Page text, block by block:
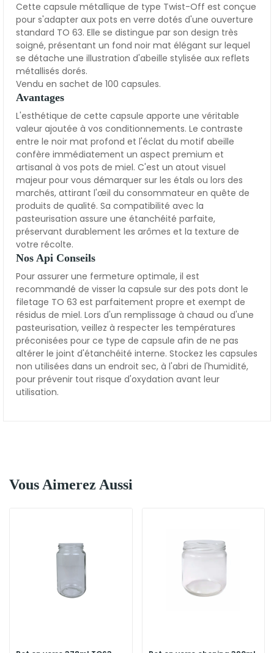
Cette capsule métallique de type Twist-Off est conçue
pour s'adapter aux pots en verre dotés d'une ouverture
standard TO 63. Elle se distingue par son design très
soigné, présentant un fond noir mat élégant sur lequel
se détache une illustration d'abeille stylisée aux reflets
métallisés dorés.
Vendu en sachet de 100 capsules.
Avantages
L'esthétique de cette capsule apporte une véritable
valeur ajoutée à vos conditionnements. Le contraste
entre le noir mat profond et l'éclat du motif abeille
confère immédiatement un aspect premium et
artisanal à vos pots de miel. C'est un atout visuel
majeur pour vous démarquer sur les étals ou lors des
marchés, attirant l'œil du consommateur en quête de
produits de qualité. Sa compatibilité avec la
pasteurisation assure une étanchéité parfaite,
préservant durablement les arômes et la texture de
votre récolte.
Nos Api Conseils
Pour assurer une fermeture optimale, il est
recommandé de visser la capsule sur des pots dont le
filetage TO 63 est parfaitement propre et exempt de
résidus de miel. Lors d'un remplissage à chaud ou d'une
pasteurisation, veillez à respecter les températures
préconisées pour ce type de capsule afin de ne pas
altérer le joint d'étanchéité interne. Stockez les capsules
non utilisées dans un endroit sec, à l'abri de l'humidité,
pour prévenir tout risque d'oxydation avant leur
utilisation.
Vous Aimerez Aussi